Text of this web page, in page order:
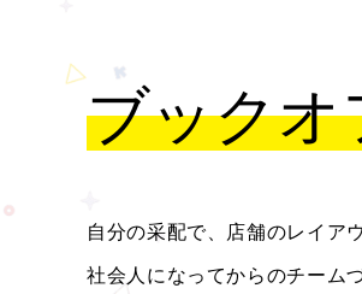
ブックオ
自分の采配で、店舗のレイア
社会人になってからのチーム